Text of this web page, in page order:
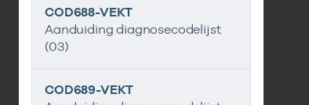
COD688-VEKT
Aanduiding diagnosecodelijst
(03)
COD689-VEKT